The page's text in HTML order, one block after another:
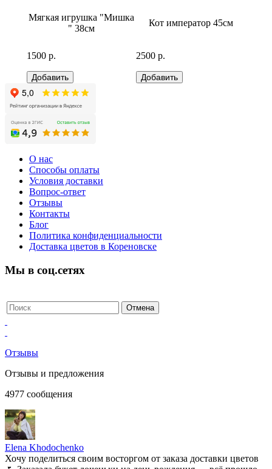
Мягкая игрушка "Мишка
" 38см
1500 р.
Кот император 45см
2500 р.
О нас
Способы оплаты
Условия доставки
Вопрос-ответ
Отзывы
Контакты
Блог
Политика конфиденциальности
Доставка цветов в Кореновске
Мы в соц.сетях
Отзывы
Отзывы и предложения
4977 сообщения
Elena Khodochenko
Хочу поделиться своим восторгом от заказа доставки цветов